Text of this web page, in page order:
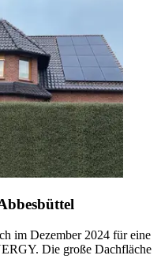
im Dezember 2024 für eine
Die große Dachfläche